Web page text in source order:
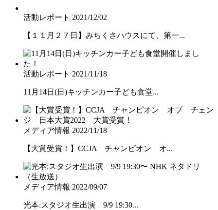
活動レポート 2021/12/02
【１１月２７日】みちくさハウスにて、第一...
活動レポート 2021/11/18
11月14日(日)キッチンカー子ども食堂...
メディア情報 2022/11/18
【大賞受賞！】CCJA チャンピオン オ...
メディア情報 2022/09/07
光本:スタジオ生出演 9/9 19:30...